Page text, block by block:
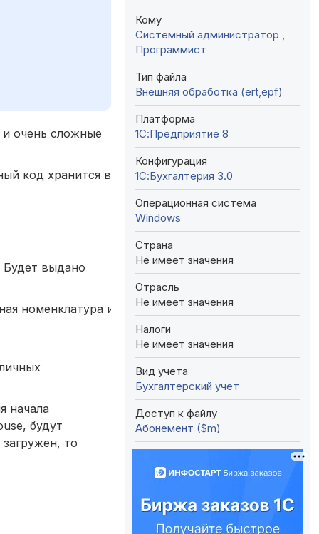
и очень сложные
код хранится в
Будет выдано
номенклатура и документы, а также
начала
будут
то
Кому
Системный администратор
Программист
Тип файла
Внешняя обработка (ert,epf)
Платформа
1С:Предприятие 8
Конфигурация
1С:Бухгалтерия 3.0
Операционная система
Windows
Страна
Не имеет значения
Отрасль
Не имеет значения
Налоги
Не имеет значения
Вид учета
Бухгалтерский учет
Доступ к файлу
Абонемент ($m)